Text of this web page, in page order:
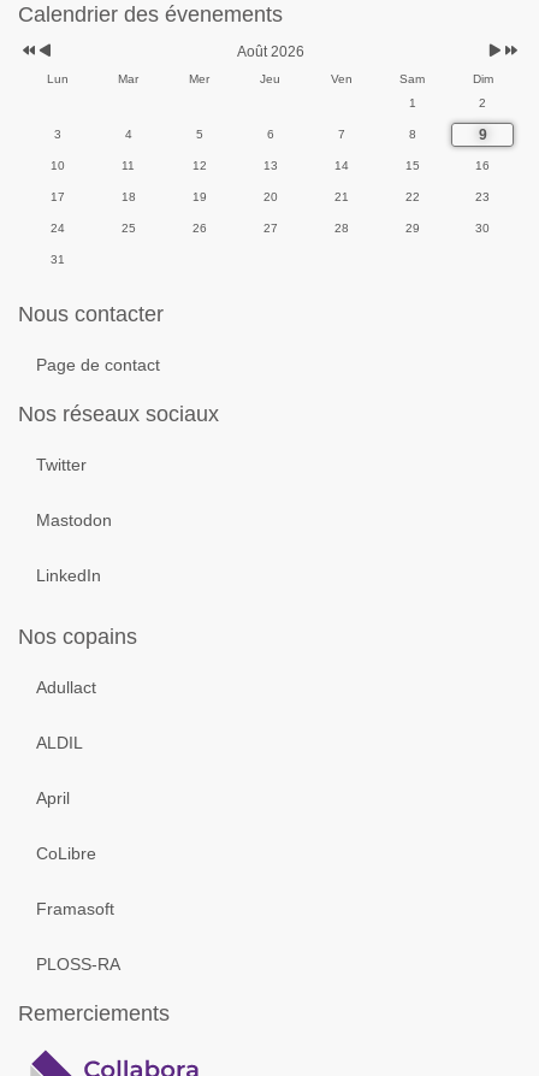
Calendrier des évenements
Août 2026
Lun Mar Mer Jeu Ven Sam
Dim
1
2
3 4 5 6 7 8 9
10 11 12 13 14 15 16
17 18 19 20 21 22 23
24 25 26 27 28 29 30
31
Nous contacter
Page de contact
Nos réseaux sociaux
Twitter
Mastodon
LinkedIn
Nos copains
Adullact
ALDIL
April
CoLibre
Framasoft
PLOSS-RA
Remerciements